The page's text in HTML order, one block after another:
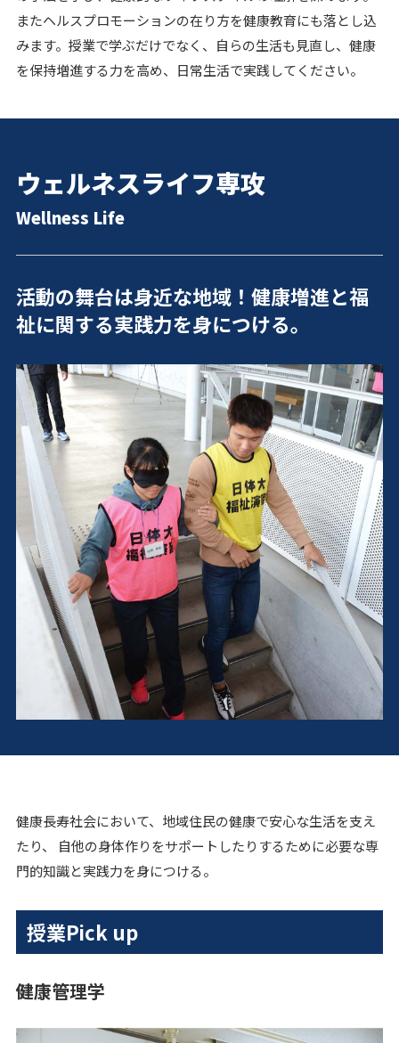
またヘルスプロモーションの在り方を健康教育にも落とし込
みます。授業で学ぶだけでなく、自らの生活も見直し、健康
を保持増進する力を高め、日常生活で実践してください。
ウェルネスライフ専攻
Wellness Life
活動の舞台は身近な地域！健康増進と福
祉に関する実践力を身につける。
健康長寿社会において、地域住民の健康で安心な生活を支え
たり、 自他の身体作りをサポートしたりするために必要な専
門的知識と実践力を身につける。
授業Pick up
健康管理学